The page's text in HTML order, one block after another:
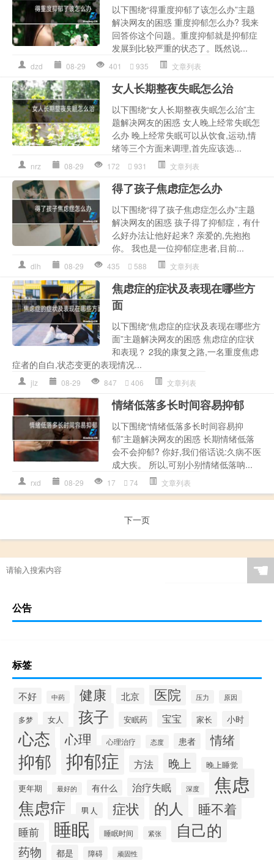
以下围绕“得重度抑郁了该怎么办”主题
解决网友的困惑 重度抑郁怎么办? 我来
回答你这个问题。重度抑郁就是抑郁症
发展到比较严重的状态了。既然说...
dzd 08-29 401 935 文章列表
女人长期整夜失眠怎么治
以下围绕“女人长期整夜失眠怎么治”主
题解决网友的困惑 女人晚上经常失眠怎
么办 晚上经常失眠可以从饮食,运动,情
绪等三个方面来调理,首先应该选...
nrz 08-29 172 931 文章列表
得了孩子焦虑症怎么办
以下围绕“得了孩子焦虑症怎么办”主题
解决网友的困惑 孩子得了抑郁症，有什
么好办法让他好起来? 亲爱的,先抱抱
你。 我也是一位抑郁症患者,目前...
dlh 08-29 435 588 文章列表
焦虑症的症状及表现在哪些方
面
以下围绕“焦虑症的症状及表现在哪些方
面”主题解决网友的困惑 焦虑症的症状
和表现？ 2我的康复之路,一名重度焦虑
症者的自白,状态变更的表现情况...
jlz 08-29 847 406 文章列表
情绪低落多长时间容易抑郁
以下围绕“情绪低落多长时间容易抑
郁”主题解决网友的困惑 长期情绪低落
会不会抑郁? 你好,我们俗话说:久病不医
成大疾。 所以,可别小别情绪低落呐...
rxd 08-29 17 74 文章列表
下一页
☚
公告
标签
不好 中药 健康 北京 医院 压力 原因
多梦 女人 孩子 安眠药 宝宝 家长 小时
心态 心理 心理治疗 态度 患者 情绪
抑郁 抑郁症 方法 晚上
晚上睡觉
更年期
最好的 有什么 治疗失眠 深度 焦虑
焦虑症 男人 症状 的人 睡不着
睡前 睡眠 睡眠时间 紧张 自己的
药物 都是 障碍 顽固性